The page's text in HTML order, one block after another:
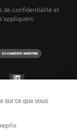
de confidentialité et